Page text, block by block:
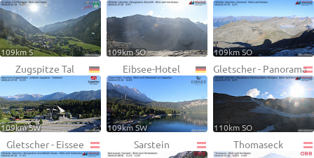
109km S 109km SO 109km SO
Zugspitze Tal
109km SW
Eibsee-Hotel
109km SW
Gletscher - Panorama
110km SO
Gletscher - Eissee Sarstein Thomaseck